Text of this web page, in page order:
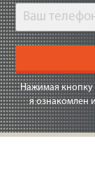
Нажимая кнопку
я ознакомлен